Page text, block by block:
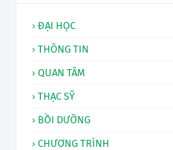
ĐẠI HỌC
THÔNG TIN
QUAN TÂM
THẠC SỸ
BỒI DƯỠNG
CHƯƠNG TRÌNH